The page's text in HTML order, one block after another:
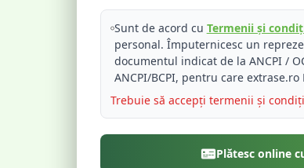
Sunt de acord cu Termenii și
personal. Împuternicesc un
documentul indicat de la ANCPI /
ANCPI/BCPI, pentru care
Trebuie să accepți termenii și
Plătesc online